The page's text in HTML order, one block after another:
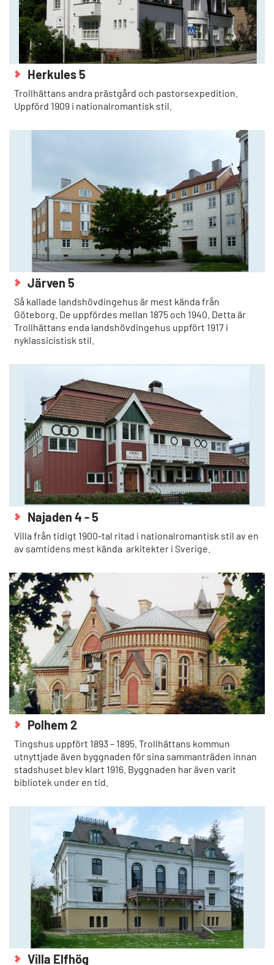
Herkules 5
Trollhättans andra prästgård och pastorsexpedition.
Uppförd 1909 i nationalromantisk stil.
Järven 5
Så kallade landshövdingehus är mest kända från
Göteborg. De uppfördes mellan 1875 och 1940. Detta är
Trollhättans enda landshövdingehus uppfört 1917 i
nyklassicistisk stil.
Najaden 4 - 5
Villa från tidigt 1900-tal ritad i nationalromantisk stil av en
av samtidens mest kända arkitekter i Sverige.
Polhem 2
Tingshus uppfört 1893 – 1895. Trollhättans kommun
utnyttjade även byggnaden för sina sammanträden innan
stadshuset blev klart 1916. Byggnaden har även varit
bibliotek under en tid.
Villa Elfhög